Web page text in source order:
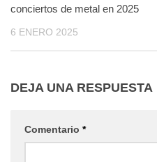
conciertos de metal en 2025
6 ENERO 2025
DEJA UNA RESPUESTA
Comentario *